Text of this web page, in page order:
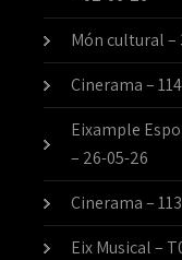
Món cultural –
Cinerama –
Eixample
– 26-05-26
Cinerama –
Eix Musical –